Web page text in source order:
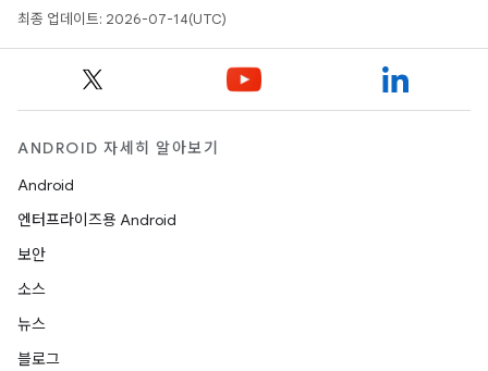
최종 업데이트: 2026-07-14(UTC)
ANDROID 자세히 알아보기
Android
엔터프라이즈용 Android
보안
소스
뉴스
블로그